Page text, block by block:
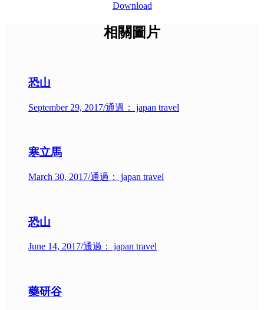
Download
相關圖片
恐山
September 29, 2017/通過： japan travel
寒立馬
March 30, 2017/通過： japan travel
恐山
June 14, 2017/通過： japan travel
藥研谷